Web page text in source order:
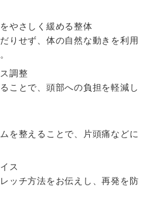
やさしく緩める整体
りせず、体の自然な動きを利用
調整
ことで、頭部への負担を軽減し
を整えることで、片頭痛などに
ス
ッチ方法をお伝えし、再発を防